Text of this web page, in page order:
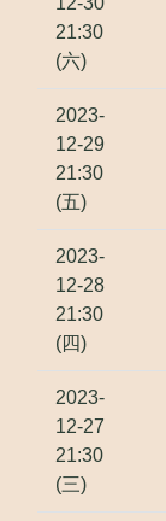
21:30
(六)
2023-
12-29
21:30
(五)
2023-
12-28
21:30
(四)
2023-
12-27
21:30
(三)